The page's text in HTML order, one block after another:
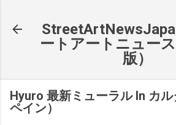
ートアートニュー
版）
Hyuro 最新ミューラル In カ
ペイン）